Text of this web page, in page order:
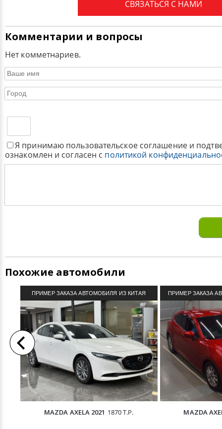
СВЯЗАТЬСЯ С НАМИ
Комментарии и вопросы
Нет комметнариев.
Я принимаю пользовательское соглашение и
ознакомлен и согласен с политикой
Похожие автомобили
ПРИМЕР ЗАКАЗА АВТОМОБИЛЯ ИЗ КИТАЯ
MAZDA AXELA 2021 1870 Т.Р.
ПРИМЕР ЗАКАЗА
MAZDA